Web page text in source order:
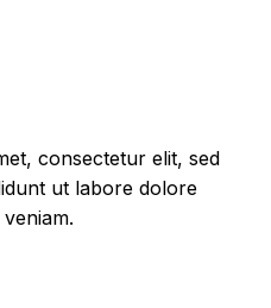
consectetur elit, sed
ut labore dolore